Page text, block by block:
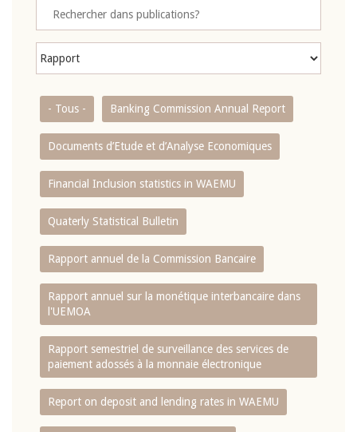
- Tous - Banking Commission Annual Report
Documents d’Etude et d’Analyse Economiques
Financial Inclusion statistics in WAEMU
Quaterly Statistical Bulletin
Rapport annuel de la Commission Bancaire
Rapport annuel sur la monétique interbancaire dans
l'UEMOA
Rapport semestriel de surveillance des services de
paiement adossés à la monnaie électronique
Report on deposit and lending rates in WAEMU